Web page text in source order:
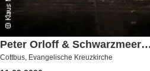
Peter Orloff & Schwarzmeer
Kosaken-Chor - Das Wolgalied
Cottbus, Evangelische Kreuzkirche